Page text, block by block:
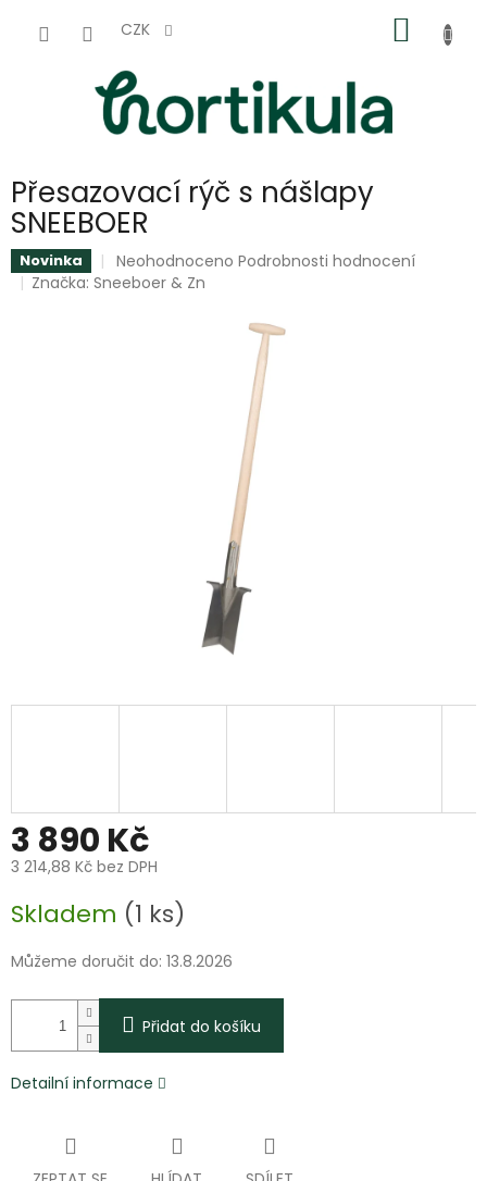
CZK
KOŠÍK
Přesazovací rýč s nášlapy
SNEEBOER
Novinka
Průměrné
hodnocení
Neohodnoceno Podrobnosti hodnocení
Značka:Sneeboer & Zn
3 890 Kč
3 214,88 Kč bez DPH
cena:
Skladem (1 ks)
Můžeme doručit do: 13.8.2026
Přidat do košíku
Detailní informace